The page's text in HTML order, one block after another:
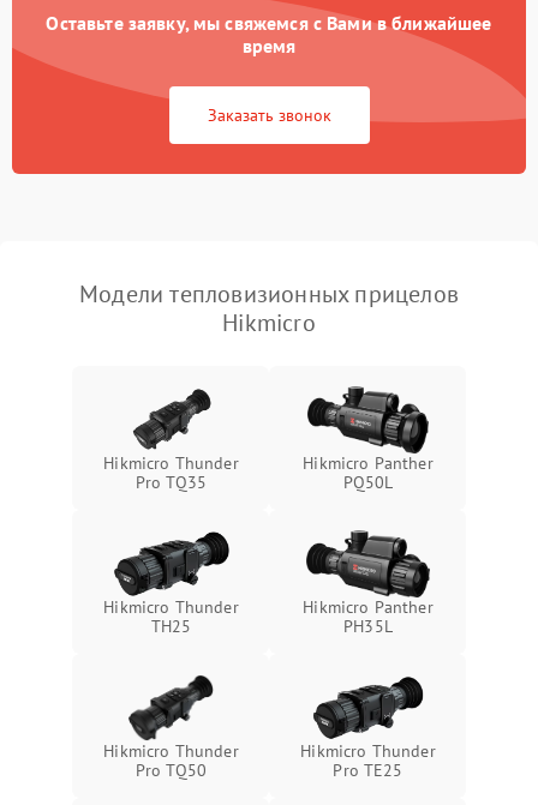
Поломка системы GPS 2000 ₽ Подробнее →
Повреждение системы
защиты от перегрузок
1500 ₽
автоматического
1500 ₽ Подробнее →
Неисправность системы
перенапряжения
Подробнее →
Неисправность системы
защиты от перегрева
1500 ₽ Подробнее →
Поломка системы защиты
от перенапряжения
Подробнее →
Поломка системы защиты
от замыкания
1500 ₽ Подробнее →
Оставьте заявку, мы свяжемся с Вами в ближайшее
время
Заказать звонок
Модели тепловизионных прицелов
Hikmicro
Hikmicro Thunder
Pro TQ35
Hikmicro Panther
PQ50L
Hikmicro Thunder
TH25
Hikmicro Panther
PH35L
Hikmicro Thunder
Pro TQ50
Hikmicro Thunder
Pro TE25